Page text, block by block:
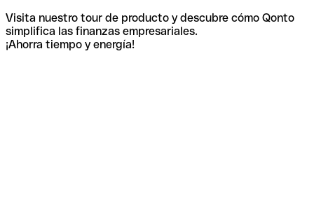
Visita nuestro tour de producto y descubre cómo Qonto
simplifica las finanzas empresariales.
¡Ahorra tiempo y energía!